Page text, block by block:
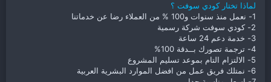
لماذا تختار كودي سوفت ؟
1- نعمل منذ سنوات و100 % من العملاء رضا عن خدماتنا
2- كودي سوفت شركة رسمية
3- خدمة دعم 24 ساعة
4- ترجمة تصورك بــدقة 100%
5- الالتزام التام بموعد تسليم المشروع
6- نمتلك فريق عمل من افضل الموارد البشرية العربية